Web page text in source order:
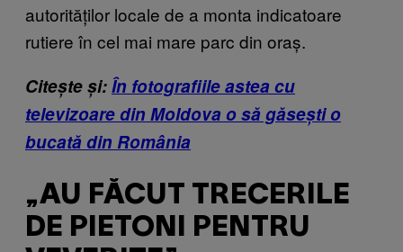
autorităților locale de a monta indicatoare
rutiere în cel mai mare parc din oraș.
Citește și:În fotografiile astea cu
televizoare din Moldova o să găsești o
bucată din România
„AU FĂCUT TRECERILE
DE PIETONI PENTRU